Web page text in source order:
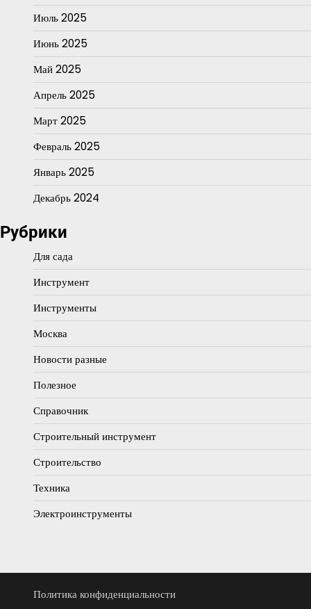
Июль 2025
Июнь 2025
Май 2025
Апрель 2025
Март 2025
Февраль 2025
Январь 2025
Декабрь 2024
Рубрики
Для сада
Инструмент
Инструменты
Москва
Новости разные
Полезное
Справочник
Строительный инструмент
Строительство
Техника
Электроинструменты
Политика конфиденциальности